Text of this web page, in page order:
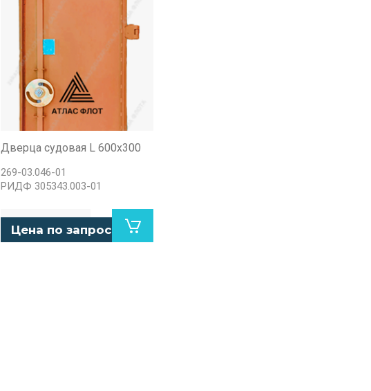
Дверца судовая L 600х300
269-03.046-01
РИДФ 305343.003-01
Цена по запросу